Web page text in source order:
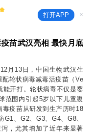
打开APP ×
苗武汉亮相 最快月底
月13日，中国生物武汉生
轮状病毒减毒活疫苗（Ve
能开打。轮状病毒不仅是婴
范围内引起5岁以下儿童腹
疫苗从研发到生产历时18
、G2、G3、G4、G8、
，尤其增加了近年来显著